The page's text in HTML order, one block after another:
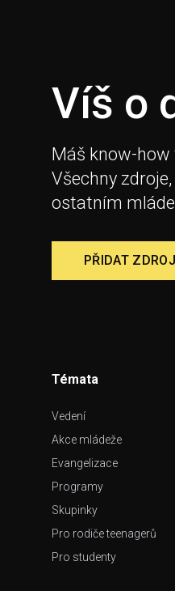
Víš o
Máš know-how
Všechny
ostatním
PŘIDAT
Témata
Vedení
Akce mládeže
Evangelizace
Programy
Skupinky
Pro rodiče teenagerů
Pro studenty